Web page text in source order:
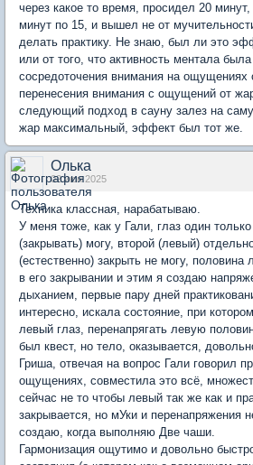
через какое то время, просидел 20
минут по 15, и вышел не от
делать практику. Не знаю, был ли это
или от того, что активность ментала
сосредоточения внимания на
перенесения внимания с ощущений от
следующий подход в сауну залез на
жар максимальный, эффект был тот же.
Олька
02 июн 2025
Техника классная, нарабатываю.
У меня тоже, как у Гали, глаз один
(закрывать) могу, второй (левый)
(естественно) закрыть не могу, половина
в его закрывании и этим я создаю
дыханием, первые пару дней
интересно, искала состояние, при
левый глаз, перенапрягать левую
был квест, но тело, оказывается,
Гриша, отвечая на вопрос Гали говорил
ощущениях, совместила это всё,
сейчас не то чтобы левый так же как и
закрывается, но мУки и перенапряжения
создаю, когда выполняю Две чаши.
Гармонизация ощутимо и довольно